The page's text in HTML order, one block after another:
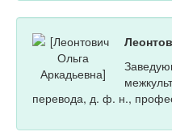
перевода, д. ф. н.,